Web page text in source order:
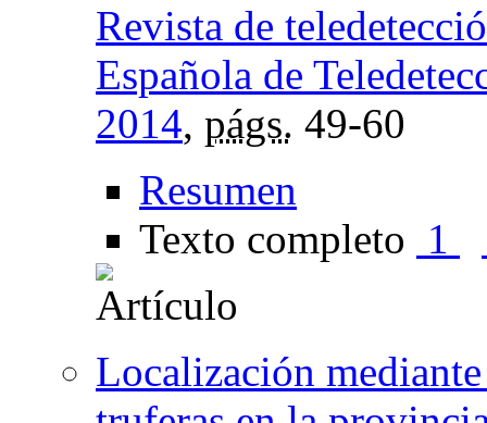
Revista de
Española de
2014, págs. 49-60
Resumen
Texto completo 1
Localización